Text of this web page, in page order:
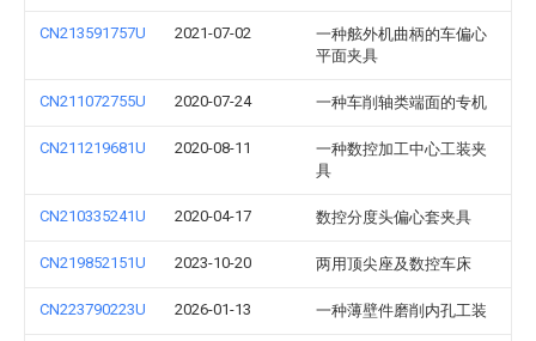
CN213591757U 2021-07-02
一种舷外机曲柄的车偏心
平面夹具
CN211072755U 2020-07-24 一种车削轴类端面的专机
CN211219681U 2020-08-11
一种数控加工中心工装夹
具
CN210335241U 2020-04-17 数控分度头偏心套夹具
CN219852151U 2023-10-20 两用顶尖座及数控车床
CN223790223U 2026-01-13 一种薄壁件磨削内孔工装